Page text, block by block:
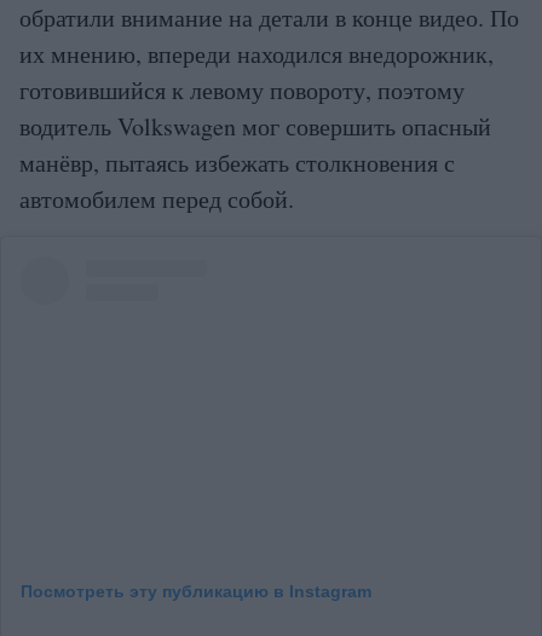
обратили внимание на детали в конце видео. По
их мнению, впереди находился внедорожник,
готовившийся к левому повороту, поэтому
водитель Volkswagen мог совершить опасный
манёвр, пытаясь избежать столкновения с
автомобилем перед собой.
Посмотреть эту публикацию в Instagram